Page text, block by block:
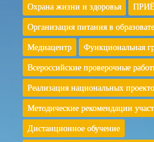
Охрана жизни и здоровья
Организация питания в
Медиацентр
Функциональная
Всероссийские проверочные
Реализация национальных
Методические рекомендации
Дистанционное обучение